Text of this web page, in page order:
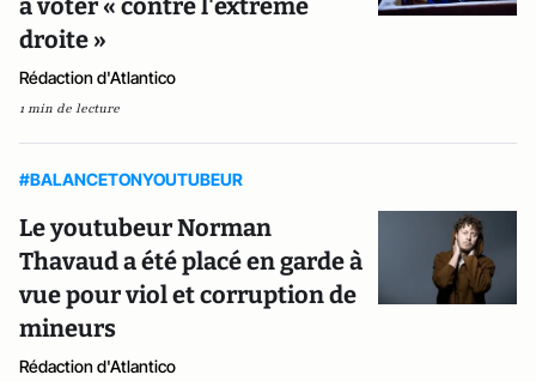
à voter « contre l'extrême
droite »
Rédaction d'Atlantico
1 min de lecture
#BALANCETONYOUTUBEUR
Le youtubeur Norman
Thavaud a été placé en garde à
vue pour viol et corruption de
mineurs
Rédaction d'Atlantico